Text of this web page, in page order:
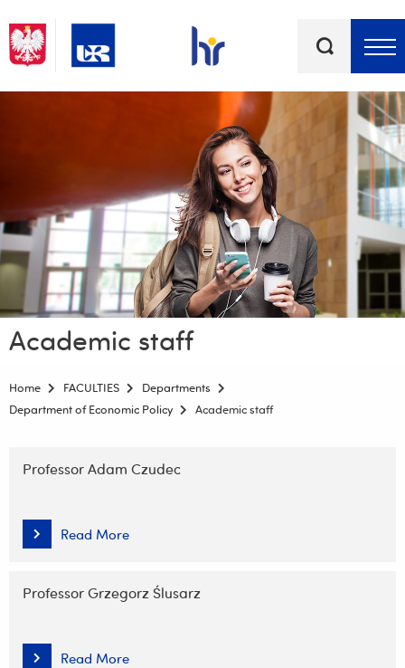
Academic staff
Home FACULTIES
Departments
Department of Economic Policy
Academic staff
navigation
Professor Adam Czudec
Read More
Professor Grzegorz Ślusarz
Read More